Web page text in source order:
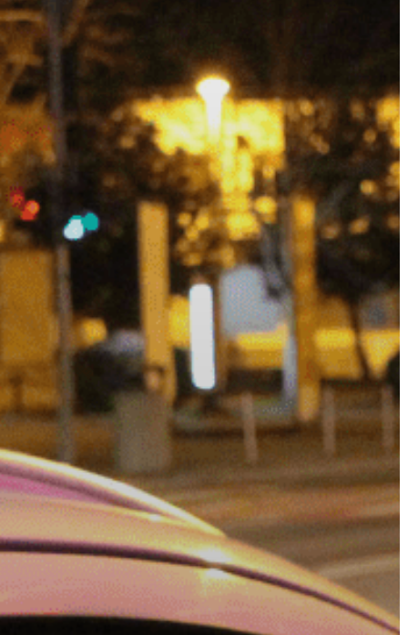
KIEMELT
LÁTVÁNYOSSÁGOK
GYÖNGYÖS
VÁROS
ÉRTÉKTÁRA
VÁROSUNKRÓL
LAKOSSÁGI
INFORMÁCIÓK
HASZNOS
KVÍZ
A
PÉNZÜGYEI